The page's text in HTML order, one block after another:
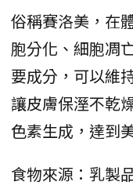
俗稱賽洛美，在
胞分化、細胞凋
要成分，可以維
讓皮膚保溼不乾
色素生成，達到
食物來源：乳製